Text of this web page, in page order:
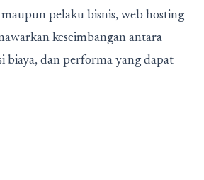
pelaku bisnis, web hosting
keseimbangan antara
biaya, dan performa yang dapat